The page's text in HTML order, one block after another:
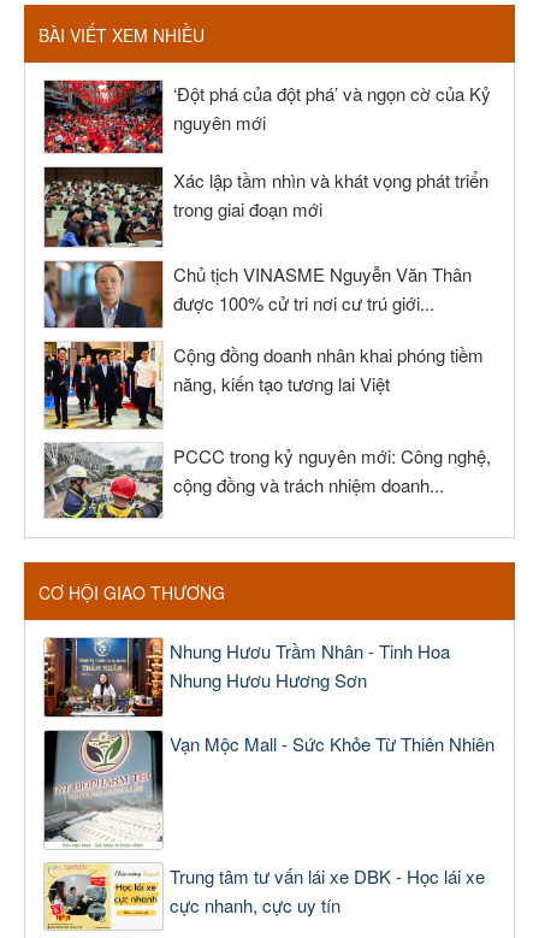
BÀI VIẾT XEM NHIỀU
‘Đột phá của đột phá’ và ngọn cờ của Kỷ
nguyên mới
Xác lập tầm nhìn và khát vọng phát triển
trong giai đoạn mới
Chủ tịch VINASME Nguyễn Văn Thân
được 100% cử tri nơi cư trú giới...
Cộng đồng doanh nhân khai phóng tiềm
năng, kiến tạo tương lai Việt
PCCC trong kỷ nguyên mới: Công nghệ,
cộng đồng và trách nhiệm doanh...
CƠ HỘI GIAO THƯƠNG
Nhung Hươu Trầm Nhân - Tinh Hoa
Nhung Hươu Hương Sơn
Vạn Mộc Mall - Sức Khỏe Từ Thiên Nhiên
Trung tâm tư vấn lái xe DBK - Học lái xe
cực nhanh, cực uy tín